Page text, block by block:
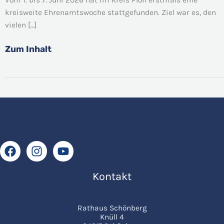
kreisweite Ehrenamtswoche stattgefunden. Ziel war es, den
vielen […]
lebendiges
Engagement
Zum Inhalt
Kontakt
Rathaus Schönberg
Knüll 4